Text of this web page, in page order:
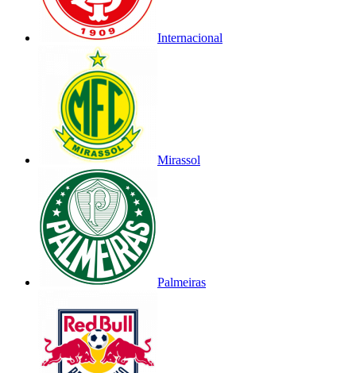
Internacional
Mirassol
Palmeiras